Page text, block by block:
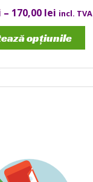
– 170,00 lei incl. TVA
opțiunile